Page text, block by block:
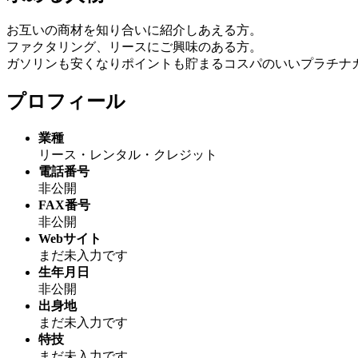
お互いの商材を知り合いに紹介しあえる方。
ファクタリング、リースにご興味のある方。
ガソリンも安くなりポイントも貯まるコスパのいいプラチナ
プロフィール
業種
リース・レンタル・クレジット
電話番号
非公開
FAX番号
非公開
Webサイト
まだ未入力です
生年月日
非公開
出身地
まだ未入力です
特技